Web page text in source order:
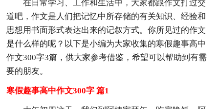
在日常学习、工作和生活中，大家都跟作文打过交
道吧，作文是人们把记忆中所存储的有关知识、经验和
思想用书面形式表达出来的记叙方式。你所见过的作文
是什么样的呢？以下是小编为大家收集的寒假趣事高中
作文300字3篇，供大家参考借鉴，希望可以帮助到有需
要的朋友。
寒假趣事高中作文300字 篇1